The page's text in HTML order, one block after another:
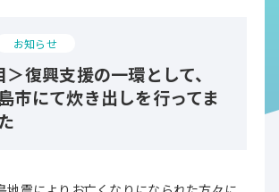
お知らせ
復興支援の一環として、
市にて炊き出しを行ってま